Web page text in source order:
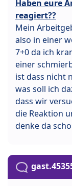
Haben eure
reagiert??
Mein
also in einer
7+0 da ich
einer
ist dass nicht
was soll ich
dass wir
die Reaktion
denke da